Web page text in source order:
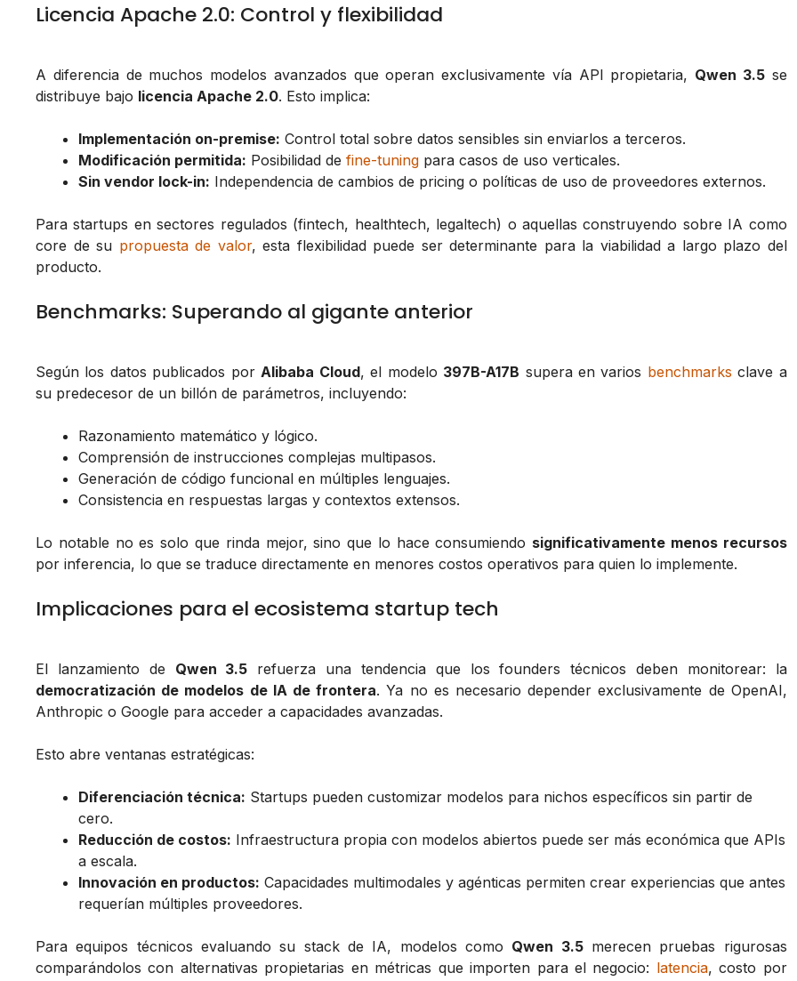
Licencia Apache 2.0: Control y flexibilidad
A diferencia de muchos modelos avanzados que operan exclusivamente vía API propietaria, Qwen 3.5 se
distribuye bajo licencia Apache 2.0. Esto implica:
Implementación on-premise: Control total sobre datos sensibles sin enviarlos a terceros.
Modificación permitida: Posibilidad de fine-tuning para casos de uso verticales.
Sin vendor lock-in: Independencia de cambios de pricing o políticas de uso de proveedores externos.
Para startups en sectores regulados (fintech, healthtech, legaltech) o aquellas construyendo sobre IA como
core de su propuesta de valor, esta flexibilidad puede ser determinante para la viabilidad a largo plazo del
producto.
Benchmarks: Superando al gigante anterior
Según los datos publicados porAlibaba Cloud, el modelo 397B-A17B supera en varios benchmarks clave a
su predecesor de un billón de parámetros, incluyendo:
Razonamiento matemático y lógico.
Comprensión de instrucciones complejas multipasos.
Generación de código funcional en múltiples lenguajes.
Consistencia en respuestas largas y contextos extensos.
Lo notable no es solo que rinda mejor, sino que lo hace consumiendo significativamente menos recursos
por inferencia, lo que se traduce directamente en menores costos operativos para quien lo implemente.
Implicaciones para el ecosistema startup tech
El lanzamiento de Qwen 3.5 refuerza una tendencia que los founders técnicos deben monitorear: la
democratización de modelos de IA de frontera. Ya no es necesario depender exclusivamente de OpenAI,
Anthropic o Google para acceder a capacidades avanzadas.
Esto abre ventanas estratégicas:
Diferenciación técnica: Startups pueden customizar modelos para nichos específicos sin partir de
cero.
Reducción de costos: Infraestructura propia con modelos abiertos puede ser más económica que APIs
a escala.
Innovación en productos: Capacidades multimodales y agénticas permiten crear experiencias que antes
requerían múltiples proveedores.
Para equipos técnicos evaluando su stack de IA, modelos como Qwen 3.5merecen pruebas rigurosas
comparándolos con alternativas propietarias en métricas que importen para el negocio: latencia, costo por